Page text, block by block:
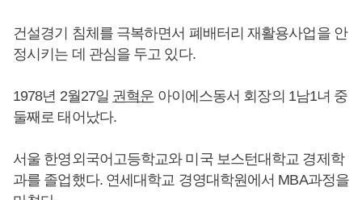
건설경기 침체를 극복하면서 폐배터리 재활용사업을 안
정시키는 데 관심을 두고 있다.
1978년 2월27일 권혁운 아이에스동서 회장의 1남1녀 중
둘째로 태어났다.
서울 한영외국어고등학교와 미국 보스턴대학교 경제학
과를 졸업했다. 연세대학교 경영대학원에서 MBA과정을